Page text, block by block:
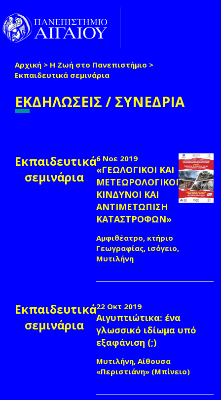
Παράκαμψη προς το κυρίως περιεχόμενο
Είστε εδώ
Αρχική > Η Ζωή στο Πανεπιστήμιο >
Εκπαιδευτικά σεμινάρια
ΕΚΔΗΛΩΣΕΙΣ / ΣΥΝΕΔΡΙΑ
Εκπαιδευτικά
σεμινάρια
6 Νοε 2019
«ΓΕΩΛΟΓΙΚΟΙ ΚΑΙ
ΜΕΤΕΩΡΟΛΟΓΙΚΟΙ
ΚΙΝΔΥΝΟΙ ΚΑΙ
ΑΝΤΙΜΕΤΩΠΙΣΗ
ΚΑΤΑΣΤΡΟΦΩΝ»
Αμφιθέατρο, κτήριο
Γεωγραφίας, ισόγειο,
Μυτιλήνη
Εκπαιδευτικά
σεμινάρια
22 Οκτ 2019
Αιγυπτιώτικα: ένα
γλωσσικό ιδίωμα υπό
εξαφάνιση (;)
Μυτιλήνη, Αίθουσα
«Περιστιάνη» (Μπίνειο)